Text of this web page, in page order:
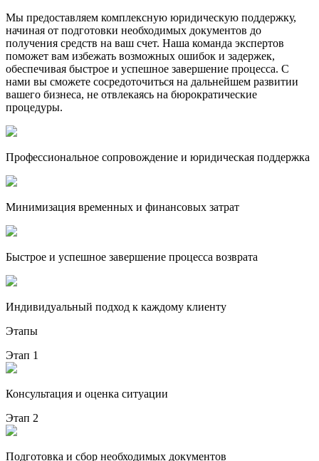
Мы предоставляем комплексную юридическую поддержку,
начиная от подготовки необходимых документов до
получения средств на ваш счет. Наша команда экспертов
поможет вам избежать возможных ошибок и задержек,
обеспечивая быстрое и успешное завершение процесса. С
нами вы сможете сосредоточиться на дальнейшем развитии
вашего бизнеса, не отвлекаясь на бюрократические
процедуры.
Профессиональное сопровождение и юридическая поддержка
Минимизация временных и финансовых затрат
Быстрое и успешное завершение процесса возврата
Индивидуальный подход к каждому клиенту
Этапы
Этап 1
Консультация и оценка ситуации
Этап 2
Подготовка и сбор необходимых документов